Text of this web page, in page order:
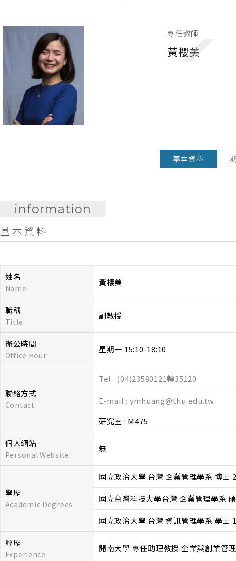
專任教師
黃櫻美
基本資料
information
基本資料
姓名
Name
黃櫻美
職稱
Title
副教授
辦公時間
Office Hour
星期一 15:10-18:10
聯絡方式
Contact
Tel : (04)23590121轉35120
E-mail : ymhuang@thu.edu.tw
研究室 : M475
個人網站
Personal Website
無
學歷
Academic Degrees
國立政治大學 台灣 企業管理學系 博士
國立台灣科技大學台灣 企業管理學系
國立政治大學 台灣 資訊管理學系 學士
經歷
Experience
開南大學 專任助理教授 企業與創業管